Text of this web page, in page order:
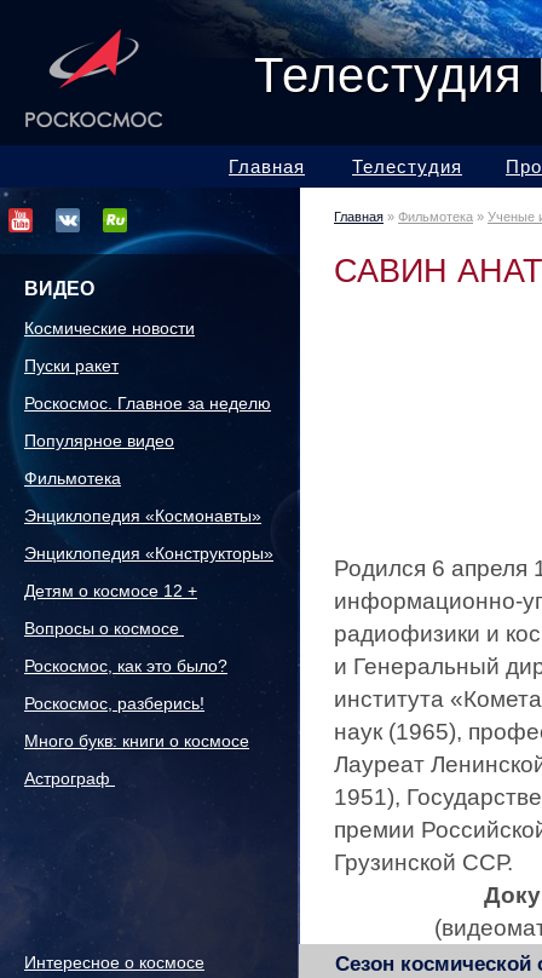
Главная Телестудия
ВИДЕО
Космические новости
Пуски ракет
Роскосмос. Главное за неделю
Популярное видео
Фильмотека
Энциклопедия «Космонавты»
Энциклопедия «Конструкторы»
Детям о космосе 12 +
Вопросы о космосе
Роскосмос, как это было?
Роскосмос, разберись!
Много букв: книги о космосе
Астрограф
Интересное о космосе
Главная » Фильмотека » Ученые
САВИН
Родился 6 апреля
информационно-
радиофизики и
и Генеральный
института
наук (1965),
Лауреат
1951),
премии
Грузинской ССР.
Сезон космической